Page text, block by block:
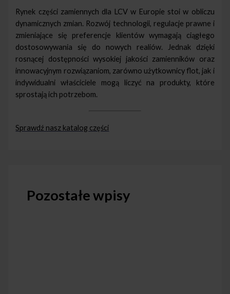
Rynek części zamiennych dla LCV w Europie stoi w obliczu
dynamicznych zmian. Rozwój technologii, regulacje prawne i
zmieniające się preferencje klientów wymagają ciągłego
dostosowywania się do nowych realiów. Jednak dzięki
rosnącej dostępności wysokiej jakości zamienników oraz
innowacyjnym rozwiązaniom, zarówno użytkownicy flot, jak i
indywidualni właściciele mogą liczyć na produkty, które
sprostają ich potrzebom.
Sprawdź nasz katalog części
Pozostałe wpisy